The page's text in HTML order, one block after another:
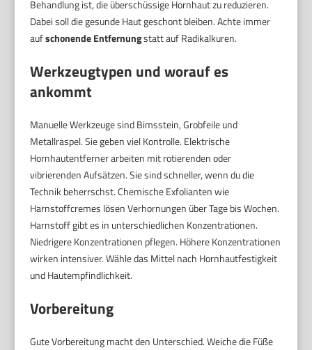
Behandlung ist, die überschüssige Hornhaut zu reduzieren.
Dabei soll die gesunde Haut geschont bleiben. Achte immer
aufschonende Entfernungstatt auf Radikalkuren.
Werkzeugtypen und worauf es
ankommt
Manuelle Werkzeuge sind Bimsstein, Grobfeile und
Metallraspel. Sie geben viel Kontrolle. Elektrische
Hornhautentferner arbeiten mit rotierenden oder
vibrierenden Aufsätzen. Sie sind schneller, wenn du die
Technik beherrschst. Chemische Exfolianten wie
Harnstoffcremes lösen Verhornungen über Tage bis Wochen.
Harnstoff gibt es in unterschiedlichen Konzentrationen.
Niedrigere Konzentrationen pflegen. Höhere Konzentrationen
wirken intensiver. Wähle das Mittel nach Hornhautfestigkeit
und Hautempfindlichkeit.
Vorbereitung
Gute Vorbereitung macht den Unterschied. Weiche die Füße